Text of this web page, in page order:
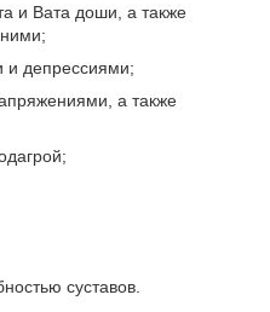
Вата доши, а также
депрессиями;
а также
суставов.